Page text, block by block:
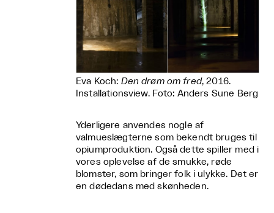
Eva Koch: Den drøm om fred, 2016.
Installationsview. Foto: Anders Sune Berg
Yderligere anvendes nogle af
valmueslægterne som bekendt bruges til
opiumproduktion. Også dette spiller med i
vores oplevelse af de smukke, røde
blomster, som bringer folk i ulykke. Det er
en dødedans med skønheden.